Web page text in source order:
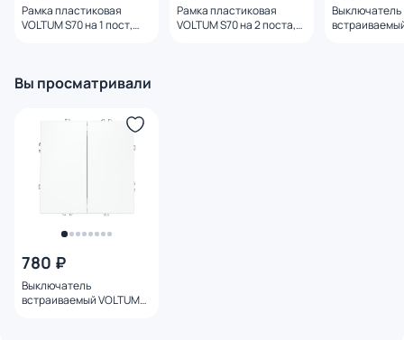
Рамка пластиковая
VOLTUM S70 на 1 пост,
Рамка пластиковая
VOLTUM S70 на 2 поста,
Выключатель
Вы просматривали
780 ₽
Выключатель
встраиваемый VOLTUM